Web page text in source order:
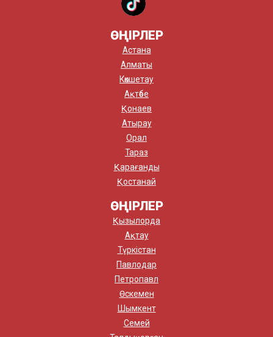
ӨҢІРЛЕР
Астана
Алматы
Көкшетау
Ақтөбе
Қонаев
Атырау
Орал
Тараз
Қарағанды
Қостанай
ӨҢІРЛЕР
Қызылорда
Ақтау
Түркістан
Павлодар
Петропавл
Өскемен
Шымкент
Семей